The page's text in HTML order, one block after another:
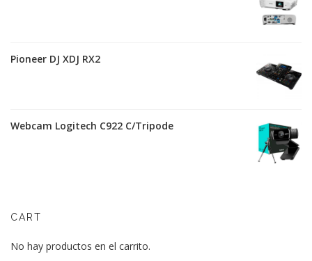
Pioneer DJ XDJ RX2
Webcam Logitech C922 C/Tripode
CART
No hay productos en el carrito.